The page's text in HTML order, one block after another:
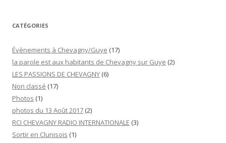
CATÉGORIES
Évènements à Chevagny/Guye (17)
la parole est aux habitants de Chevagny sur Guye (2)
LES PASSIONS DE CHEVAGNY (6)
Non classé (17)
Photos (1)
photos du 13 Août 2017 (2)
RCI CHEVAGNY RADIO INTERNATIONALE (3)
Sortir en Clunisois (1)